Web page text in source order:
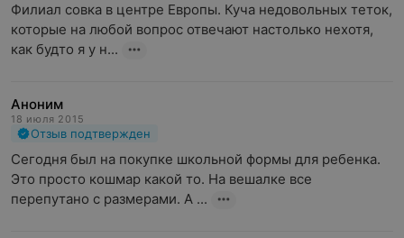
Филиал совка в центре Европы. Куча недовольных теток,
которые на любой вопрос отвечают настолько нехотя,
как будто я у н...
Аноним
18 июля 2015
Отзыв подтвержден
Сегодня был на покупке школьной формы для ребенка.
Это просто кошмар какой то. На вешалке все
перепутано с размерами. А ...